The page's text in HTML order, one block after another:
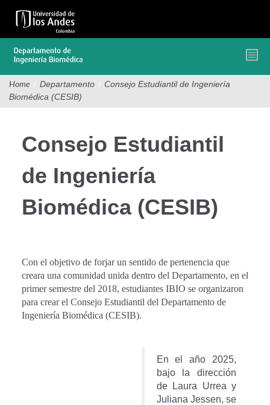
contenido
Home / Departamento / Consejo Estudiantil de Ingeniería
Biomédica (CESIB)
Consejo Estudiantil
de Ingeniería
Biomédica (CESIB)
Con el objetivo de forjar un sentido de pertenencia que
creara una comunidad unida dentro del Departamento, en el
primer semestre del 2018, estudiantes IBIO se organizaron
para crear el Consejo Estudiantil del Departamento de
Ingeniería Biomédica (CESIB).
En el año 2025,
bajo la dirección
de Laura Urrea y
Juliana Jessen, se